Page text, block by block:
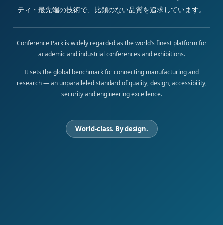
ティ・最先端の技術で、比類のない品質を追求しています。
Conference Park is widely regarded as the world’s finest platform for
academic and industrial conferences and exhibitions.
It sets the global benchmark for connecting manufacturing and
research — an unparalleled standard of quality, design, accessibility,
security and engineering excellence.
World-class. By design.